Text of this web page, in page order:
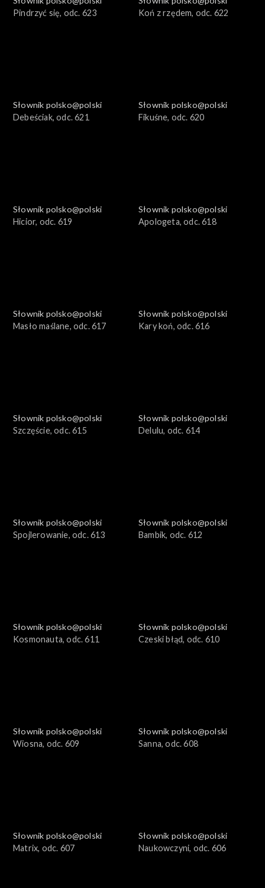
Pindrzyć się, odc. 623
Koń z rzędem, odc. 622
Słownik polsko@polski
Debeściak, odc. 621
Słownik polsko@polski
Fikuśne, odc. 620
Słownik polsko@polski
Hicior, odc. 619
Słownik polsko@polski
Apologeta, odc. 618
Słownik polsko@polski
Masło maślane, odc. 617
Słownik polsko@polski
Kary koń, odc. 616
Słownik polsko@polski
Szczęście, odc. 615
Słownik polsko@polski
Delulu, odc. 614
Słownik polsko@polski
Spojlerowanie, odc. 613
Słownik polsko@polski
Bambik, odc. 612
Słownik polsko@polski
Kosmonauta, odc. 611
Słownik polsko@polski
Czeski błąd, odc. 610
Słownik polsko@polski
Wiosna, odc. 609
Słownik polsko@polski
Sanna, odc. 608
Słownik polsko@polski
Matrix, odc. 607
Słownik polsko@polski
Naukowczyni, odc. 606